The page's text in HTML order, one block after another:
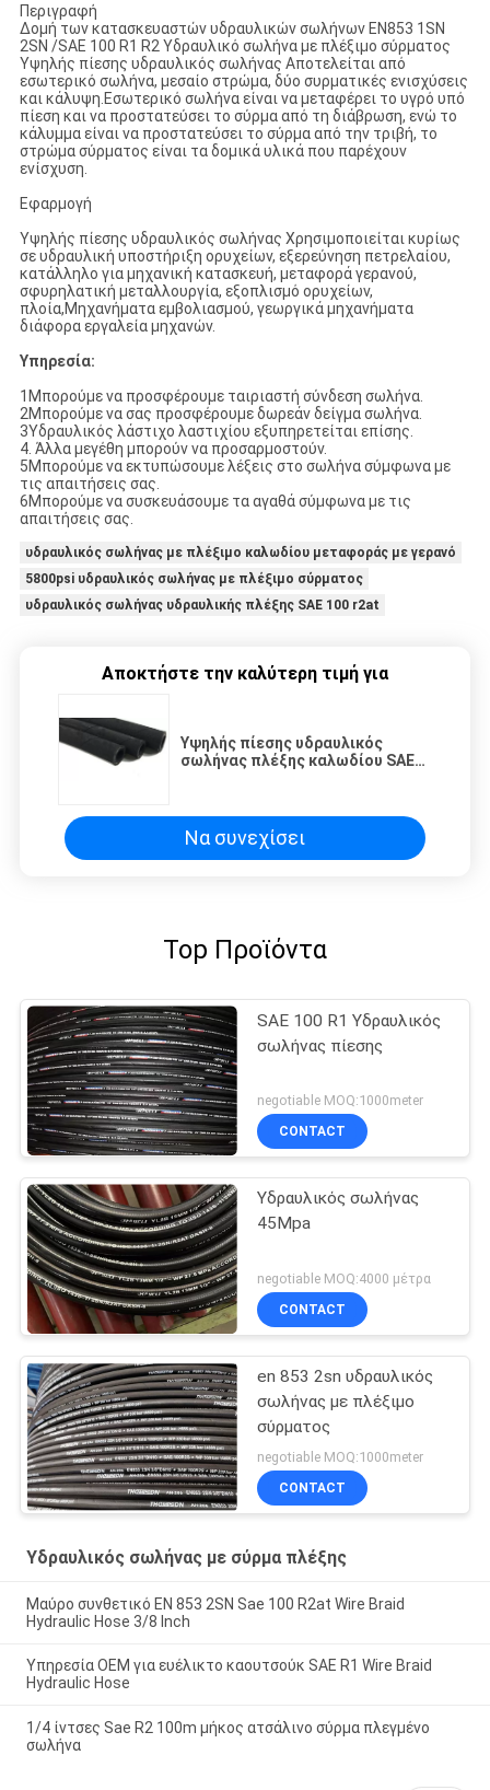
Περιγραφή
Δομή των κατασκευαστών υδραυλικών σωλήνων EN853 1SN
2SN /SAE 100 R1 R2 Υδραυλικό σωλήνα με πλέξιμο σύρματος
Υψηλής πίεσης υδραυλικός σωλήνας Αποτελείται από
εσωτερικό σωλήνα, μεσαίο στρώμα, δύο συρματικές ενισχύσεις
και κάλυψη.Εσωτερικό σωλήνα είναι να μεταφέρει το υγρό υπό
πίεση και να προστατεύσει το σύρμα από τη διάβρωση, ενώ το
κάλυμμα είναι να προστατεύσει το σύρμα από την τριβή, το
στρώμα σύρματος είναι τα δομικά υλικά που παρέχουν
ενίσχυση.
Εφαρμογή
Υψηλής πίεσης υδραυλικός σωλήνας Χρησιμοποιείται κυρίως
σε υδραυλική υποστήριξη ορυχείων, εξερεύνηση πετρελαίου,
κατάλληλο για μηχανική κατασκευή, μεταφορά γερανού,
σφυρηλατική μεταλλουργία, εξοπλισμό ορυχείων,
πλοία,Μηχανήματα εμβολιασμού, γεωργικά μηχανήματα
διάφορα εργαλεία μηχανών.
Υπηρεσία:
1Μπορούμε να προσφέρουμε ταιριαστή σύνδεση σωλήνα.
2Μπορούμε να σας προσφέρουμε δωρεάν δείγμα σωλήνα.
3Υδραυλικός λάστιχο λαστιχίου εξυπηρετείται επίσης.
4. Άλλα μεγέθη μπορούν να προσαρμοστούν.
5Μπορούμε να εκτυπώσουμε λέξεις στο σωλήνα σύμφωνα με
τις απαιτήσεις σας.
6Μπορούμε να συσκευάσουμε τα αγαθά σύμφωνα με τις
απαιτήσεις σας.
υδραυλικός σωλήνας με πλέξιμο καλωδίου μεταφοράς με γερανό
5800psi υδραυλικός σωλήνας με πλέξιμο σύρματος
υδραυλικός σωλήνας υδραυλικής πλέξης SAE 100 r2at
Αποκτήστε την καλύτερη τιμή για
Υψηλής πίεσης υδραυλικός
σωλήνας πλέξης καλωδίου SAE
Να συνεχίσει
Top Προϊόντα
SAE 100 R1 Υδραυλικός
σωλήνας πίεσης
negotiable MOQ:1000meter
CONTACT
Υδραυλικός σωλήνας
45Mpa
negotiable MOQ:4000 μέτρα
CONTACT
en 853 2sn υδραυλικός
σωλήνας με πλέξιμο
σύρματος
negotiable MOQ:1000meter
CONTACT
Υδραυλικός σωλήνας με σύρμα πλέξης
Μαύρο συνθετικό EN 853 2SN Sae 100 R2at Wire Braid
Hydraulic Hose 3/8 Inch
Υπηρεσία OEM για ευέλικτο καουτσούκ SAE R1 Wire Braid
Hydraulic Hose
1/4 ίντσες Sae R2 100m μήκος ατσάλινο σύρμα πλεγμένο
σωλήνα